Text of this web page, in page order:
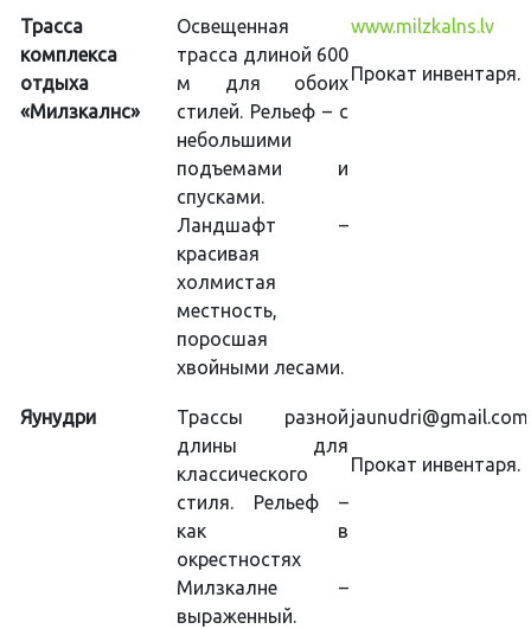
Трасса
комплекса
отдыха
«Милзкалнс»
Освещенная
трасса длиной 600
м для обоих
стилей. Рельеф – с
небольшими
подъемами и
спусками.
Ландшафт –
красивая
холмистая
местность,
поросшая
хвойными лесами.
www.milzkalns.lv
Прокат инвентаря.
Яунудри
Трассы разной
длины для
классического
стиля. Рельеф –
как в
окрестностях
Милзкалне –
выраженный.
jaunudri@gmail.com
Прокат инвентаря.